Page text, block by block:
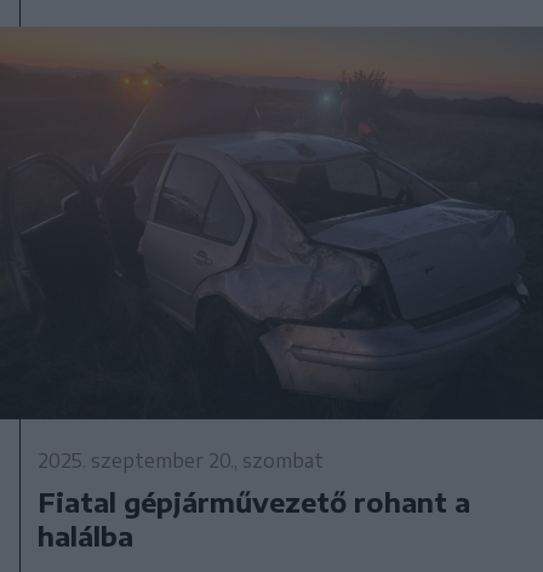
2025. szeptember 20., szombat
Fiatal gépjárművezető rohant a
halálba